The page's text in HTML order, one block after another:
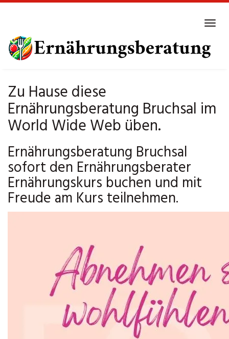
main
content
Zu Hause diese
Ernährungsberatung Bruchsal im
World Wide Web üben.
Ernährungsberatung Bruchsal
sofort den Ernährungsberater
Ernährungskurs buchen und mit
Freude am Kurs teilnehmen.